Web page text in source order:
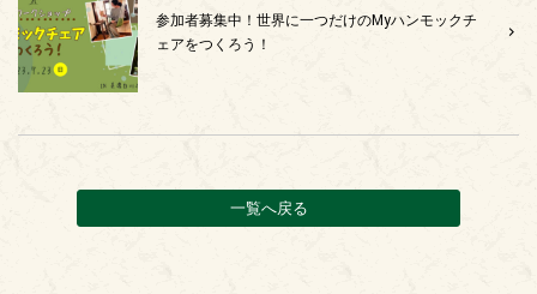
参加者募集中！世界に一つだけのMyハンモックチ
ェアをつくろう！
一覧へ戻る